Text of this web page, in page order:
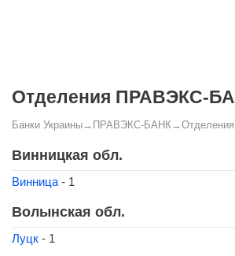
Отделения ПРАВЭКС-
Банки Украины→ ПРАВЭКС-БАНК→
Винницкая обл.
Винница - 1
Волынская обл.
Луцк - 1